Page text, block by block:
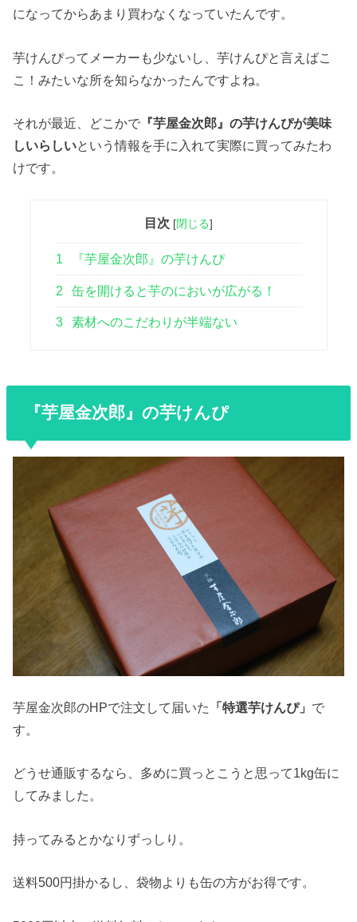
になってからあまり買わなくなっていたんです。
芋けんぴってメーカーも少ないし、芋けんぴと言えばこ
こ！みたいな所を知らなかったんですよね。
それが最近、どこかで 『芋屋金次郎』の芋けんぴが美味
しいらしいという情報を手に入れて実際に買ってみたわ
けです。
目次 [閉じる]
1 『芋屋金次郎』の芋けんぴ
2 缶を開けると芋のにおいが広がる！
3 素材へのこだわりが半端ない
『芋屋金次郎』の芋けんぴ
芋屋金次郎のHPで注文して届いた 「特選芋けんぴ」 で
す。
どうせ通販するなら、多めに買っとこうと思って1kg缶に
してみました。
持ってみるとかなりずっしり。
送料500円掛かるし、袋物よりも缶の方がお得です。